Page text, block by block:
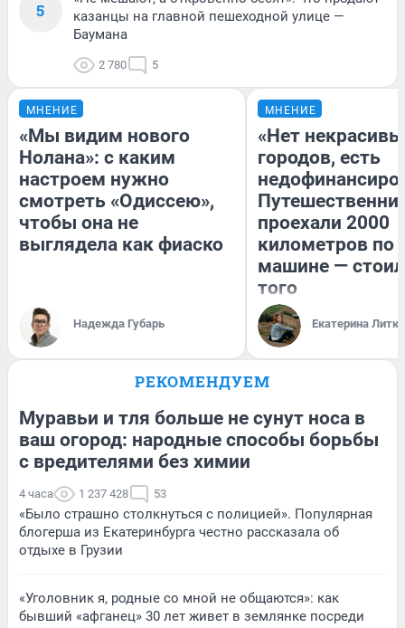
5
казанцы на главной пешеходной улице —
Баумана
2 780 5
МНЕНИЕ
«Мы видим нового
Нолана»: с каким
настроем нужно
смотреть «Одиссею»,
чтобы она не
выглядела как фиаско
Надежда Губарь
МНЕНИЕ
«Нет
городов, есть
проехали 2000
километров по
машине —
того
Екатерина
РЕКОМЕНДУЕМ
Муравьи и тля больше не сунут носа в
ваш огород: народные способы борьбы
с вредителями без химии
4 часа 1 237 428 53
«Было страшно столкнуться с полицией». Популярная
блогерша из Екатеринбурга честно рассказала об
отдыхе в Грузии
«Уголовник я, родные со мной не общаются»: как
бывший «афганец» 30 лет живет в землянке посреди